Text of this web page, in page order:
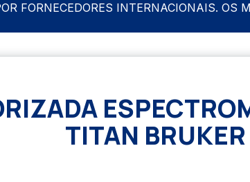
FORNECEDORES INTERNACIONAIS. OS
TITAN BRUKER